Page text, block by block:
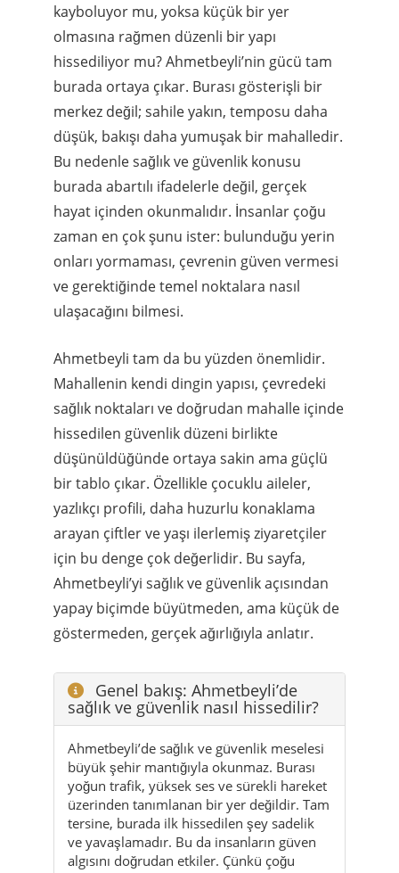
merkez değil; sahile yakın, temposu daha
düşük, bakışı daha yumuşak bir mahalledir.
Bu nedenle sağlık ve güvenlik konusu
burada abartılı ifadelerle değil, gerçek
hayat içinden okunmalıdır. İnsanlar çoğu
zaman en çok şunu ister: bulunduğu yerin
onları yormaması, çevrenin güven vermesi
ve gerektiğinde temel noktalara nasıl
ulaşacağını bilmesi.
Ahmetbeyli tam da bu yüzden önemlidir.
Mahallenin kendi dingin yapısı, çevredeki
sağlık noktaları ve doğrudan mahalle içinde
düşünüldüğünde ortaya sakin ama güçlü
bir tablo çıkar. Özellikle çocuklu aileler,
yazlıkçı profili, daha huzurlu konaklama
arayan çiftler ve yaşı ilerlemiş ziyaretçiler
için bu denge çok değerlidir. Bu sayfa,
Ahmetbeyli’yi sağlık ve güvenlik açısından
yapay biçimde büyütmeden, ama küçük de
göstermeden, gerçek ağırlığıyla anlatır.
Genel bakış: Ahmetbeyli’de
sağlık ve güvenlik nasıl hissedilir?
büyük şehir mantığıyla okunmaz. Burası
yoğun trafik, yüksek ses ve sürekli hareket
üzerinden tanımlanan bir yer değildir. Tam
tersine, burada ilk hissedilen şey sadelik
ve yavaşlamadır. Bu da insanların güven
algısını doğrudan etkiler. Çünkü çoğu
zaman insanı rahatlatan şey yalnızca
kurumların varlığı değil, bulunduğu yerin
onu strese sürüklememesidir.
Sağlık tarafında bakıldığında
Ahmetbeyli’nin önemi, tek başına dev bir